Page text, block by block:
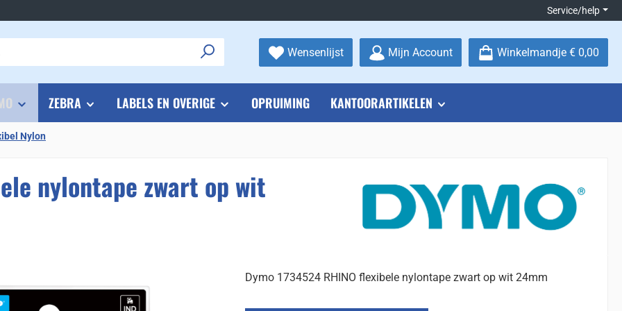
Service/help
WensenlijstJe hebt 0 items op je verlanglijstje
Mijn Account Winkelmandje € 0,00
ZEBRA LABELS EN OVERIGE OPRUIMING KANTOORARTIKELEN
Nylon
nylontape zwart op wit
Dymo 1734524 RHINO flexibele nylontape zwart op wit 24mm